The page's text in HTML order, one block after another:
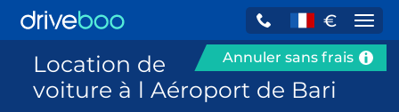
€
Annuler sans frais
Location de
voiture à l Aéroport de Bari